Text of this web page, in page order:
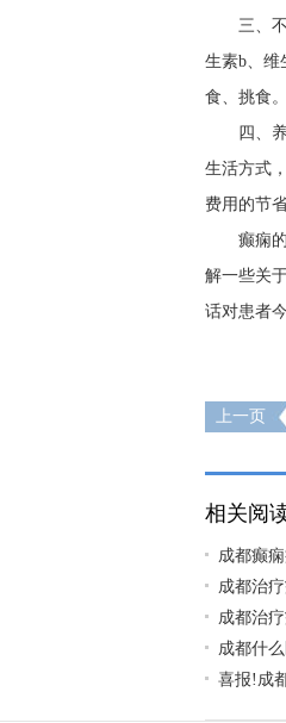
三、
生素b、维
食、挑食。
四、
生活方式
费用的节
癫痫
解一些关
话对患者
上一页
越好
相关阅
成都癫
成都治
成都治
成都什
喜报!成